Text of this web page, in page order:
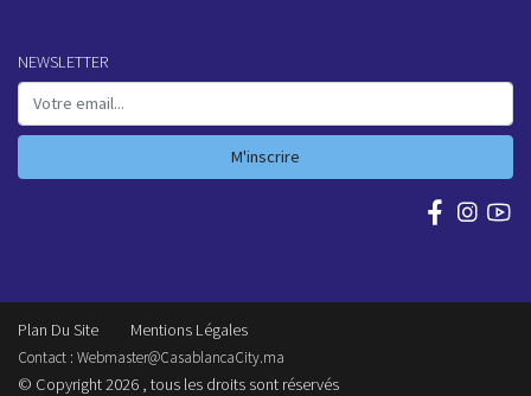
NEWSLETTER
M'inscrire
Plan Du Site Mentions Légales
Contact : Webmaster@CasablancaCity.ma
© Copyright 2026 , tous les droits sont réservés